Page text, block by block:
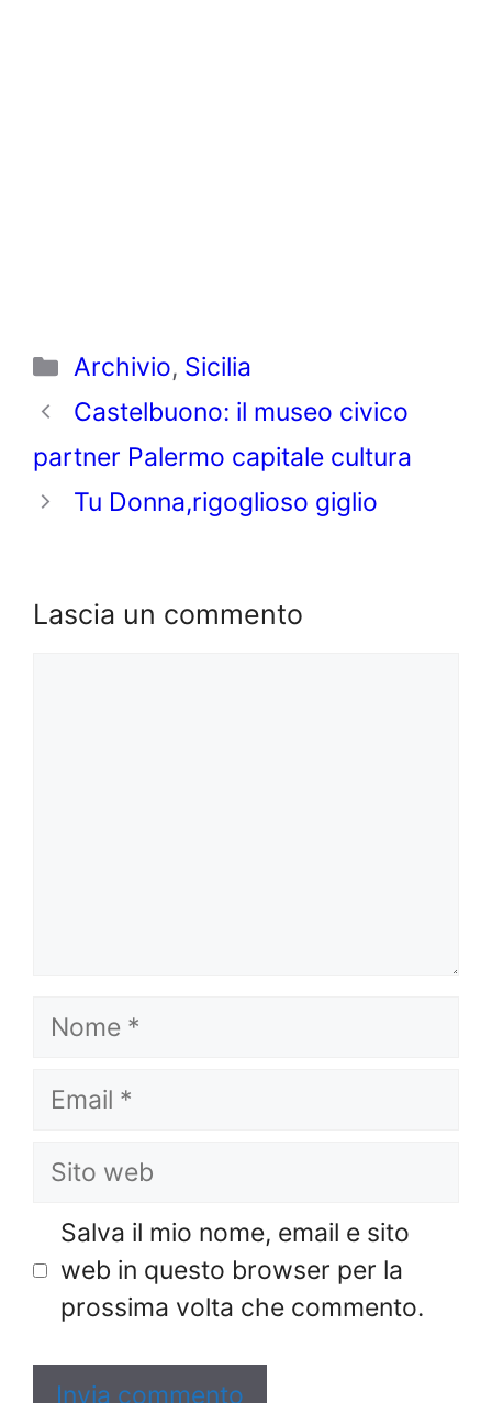
Categorie
Archivio, Sicilia
Castelbuono: il museo civico
partner Palermo capitale cultura
Tu Donna,rigoglioso giglio
Lascia un commento
Nome
Email
Sito
Salva il mio nome, email e sito
web in questo browser per la
prossima volta che commento.